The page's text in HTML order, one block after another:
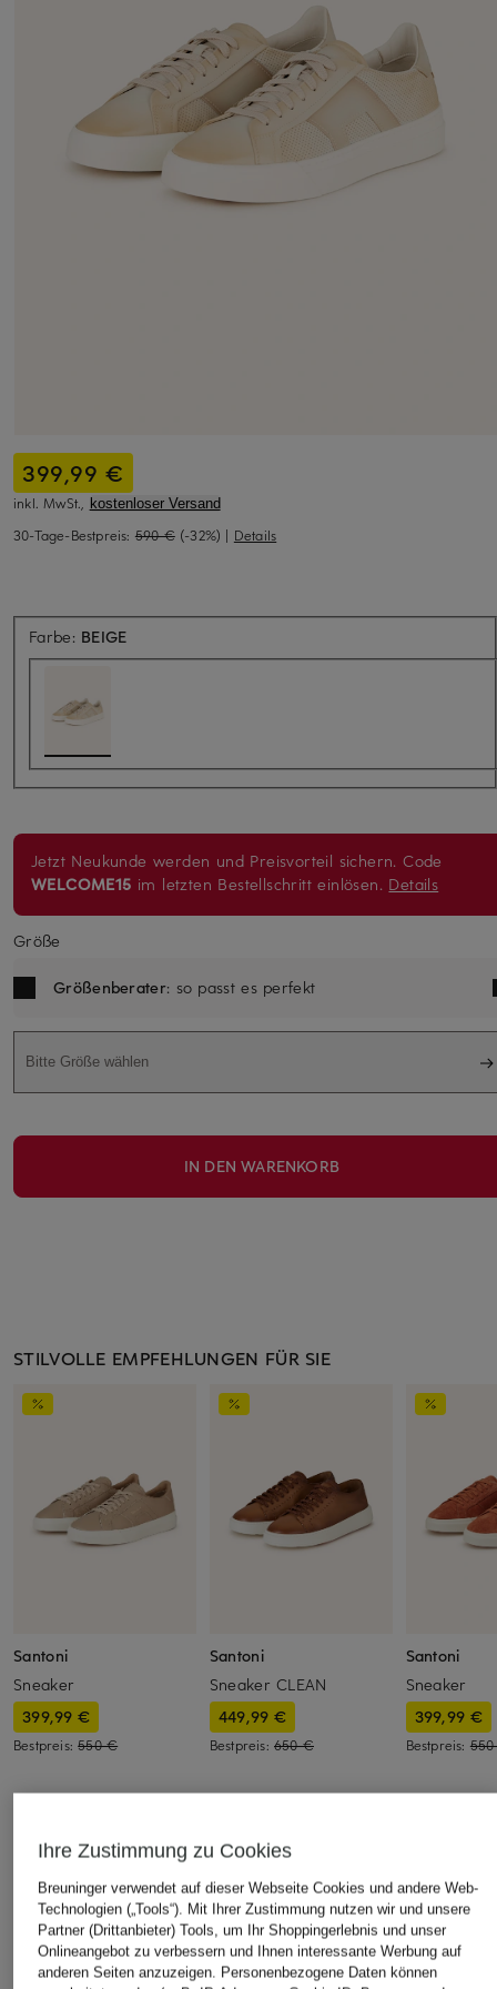
399,99 €
inkl. MwSt., kostenloser Versand
30-Tage-Bestpreis: 590 € (-32%) | Details
Farbe: BEIGE
Jetzt Neukunde werden und Preisvorteil sichern. Code
WELCOME15 im letzten Bestellschritt einlösen. Details
Größe
Größenberater: so passt es perfekt
Bitte Größe wählen
IN DEN WARENKORB
STILVOLLE EMPFEHLUNGEN FÜR SIE
Santoni
Sneaker
399,99 €
Bestpreis:550 €
Santoni
Sneaker CLEAN
449,99 €
Bestpreis: 650 €
Santoni
Sneaker
399,99 €
Bestpreis:
ÄHNLICHE ARTIKEL ENTDECKEN
Ihre Zustimmung zu Cookies
Breuninger verwendet auf dieser Webseite Cookies und andere Web-
Technologien („Tools“). Mit Ihrer Zustimmung nutzen wir und unsere
Partner (Drittanbieter) Tools, um Ihr Shoppingerlebnis und unser
Onlineangebot zu verbessern und Ihnen interessante Werbung auf
anderen Seiten anzuzeigen. Personenbezogene Daten können